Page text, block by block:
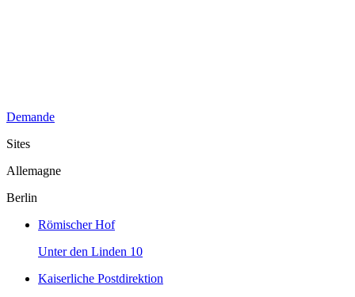
Demande
Sites
Allemagne
Berlin
Römischer Hof
Unter den Linden 10
Kaiserliche Postdirektion